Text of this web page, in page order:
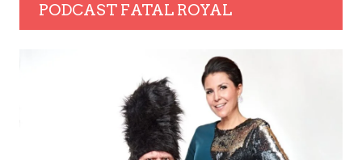
PODCAST FATAL ROYAL